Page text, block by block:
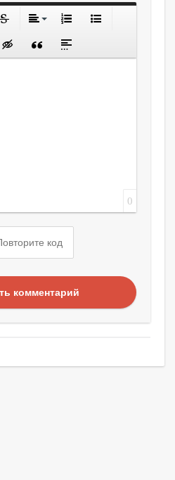
0
комментарий